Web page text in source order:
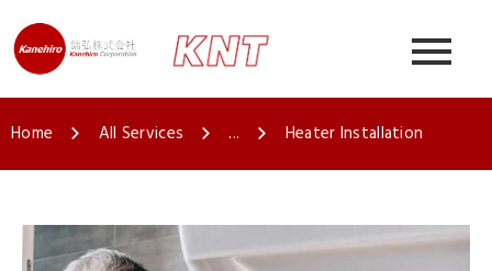
Home All Services ... Heater Installation